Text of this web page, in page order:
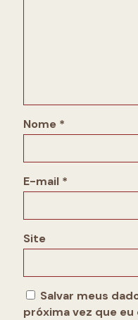
Nome *
E-mail *
Site
Salvar meus
próxima vez que